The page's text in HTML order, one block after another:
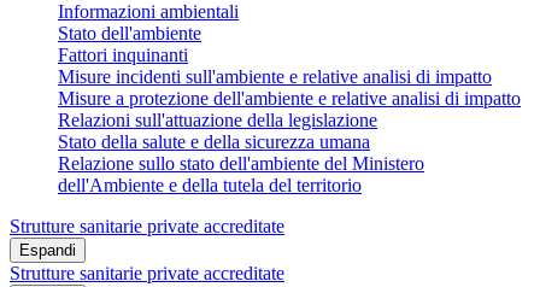
Informazioni ambientali
Stato dell'ambiente
Fattori inquinanti
Misure incidenti sull'ambiente e relative analisi di impatto
Misure a protezione dell'ambiente e relative analisi di impatto
Relazioni sull'attuazione della legislazione
Stato della salute e della sicurezza umana
Relazione sullo stato dell'ambiente del Ministero
dell'Ambiente e della tutela del territorio
Strutture sanitarie private accreditate
Espandi
Strutture sanitarie private accreditate